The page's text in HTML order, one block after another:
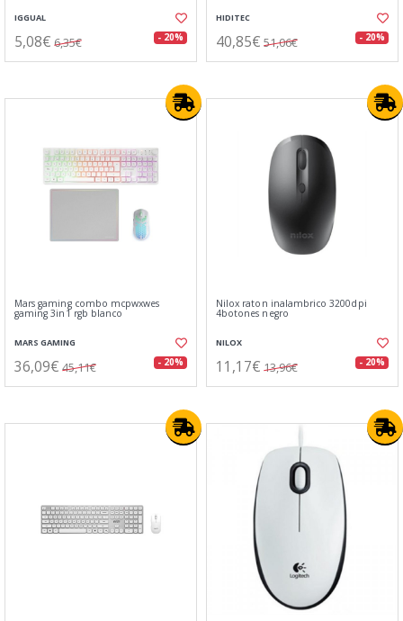
IGGUAL
5,08€ 6,35€ - 20%
HIDITEC
40,85€ 51,06€ - 20%
Mars gaming combo mcpwxwes
gaming 3in1 rgb blanco
MARS GAMING
36,09€ 45,11€ - 20%
Nilox raton inalambrico 3200dpi
4botones negro
NILOX
11,17€ 13,96€ - 20%